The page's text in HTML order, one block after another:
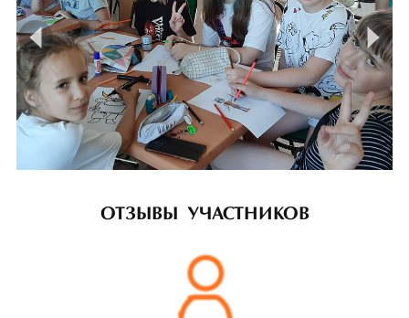
prev
ОТЗЫВЫ УЧАСТНИКОВ